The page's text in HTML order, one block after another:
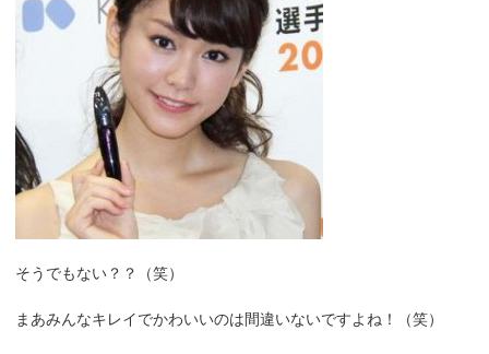
そうでもない？？（笑）
まあみんなキレイでかわいいのは間違いないですよね！（笑）